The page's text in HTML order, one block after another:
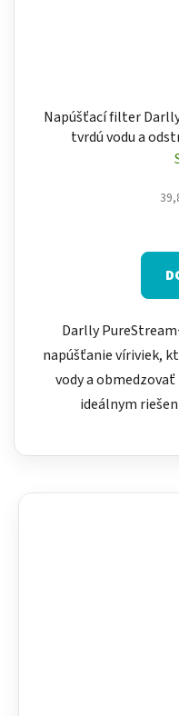
Napúšťací filter
tvrdú vodu a
Darlly
napúšťanie víriviek,
vody a
ideálnym